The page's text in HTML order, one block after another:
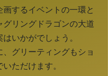
や大道芸（栃木県）
道芸祭（京都府）
市大道芸（東京都）
PERFORMANCE
海道）
大道芸　カウントダウン
するイベントの一環と
グリングドラゴンの大道
いかがでしょう。
グリーティングもショ
ただけます。